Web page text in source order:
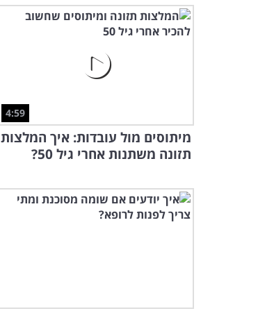
4:59
מיתוסים מול עובדות: איך המלצות
תזונה משתנות אחרי גיל 50?